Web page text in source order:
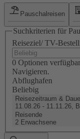
Pauschalreisen
Suchkriterien für
Reiseziel/ TV-
0 Optionen
Navigieren.
Abflughafen
Beliebig
Reisezeitraum &
11.08.26 - 11.11.26,
Reisende
2 Erwachsene